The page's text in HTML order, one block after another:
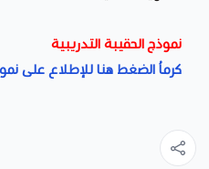
نموذج الحقيبة التدريبية
كرماُ الضغط هنا للإطلاع على